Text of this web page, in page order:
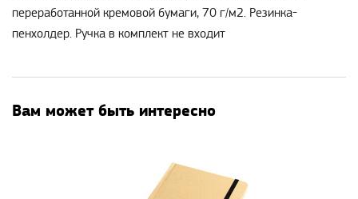
переработанной кремовой бумаги, 70 г/м2. Резинка-
пенхолдер. Ручка в комплект не входит
Вам может быть интересно